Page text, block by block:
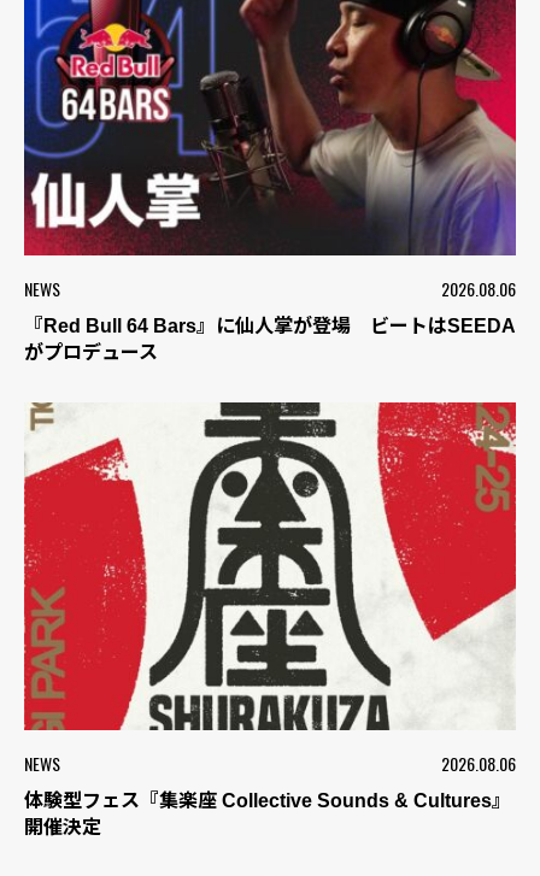
NEWS 2026.08.06
『Red Bull 64 Bars』に仙人掌が登場 ビートはSEEDA
がプロデュース
NEWS 2026.08.06
体験型フェス『集楽座 Collective Sounds & Cultures』
開催決定